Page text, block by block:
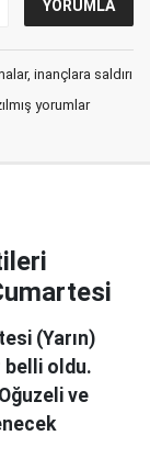
inançlara saldırı
yorumlar
(Yarın)
oldu.
ve